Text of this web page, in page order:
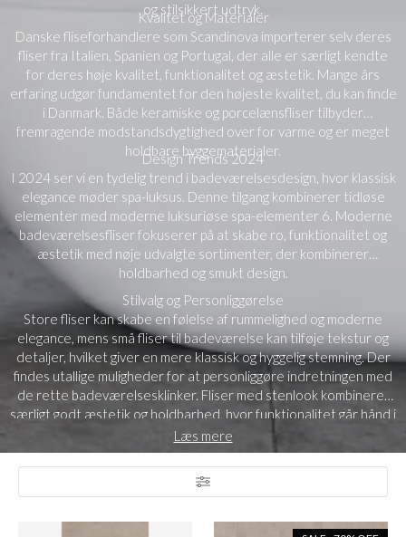
og stilsikkert udtryk.
Kvalitet og Materialer
Danske fliseforhandlere som Scandinova importerer selv deres
fliser fra Italien, Spanien og Portugal, der alle er særligt kendte
for deres høje kvalitet, funktionalitet og æstetik. Mange års
erfaring udgør fundamentet for den højeste kvalitet, du kan finde
i Danmark. Både keramiske og porcelænsfliser tilbyder
fremragende modstandsdygtighed over for varme og er meget
holdbare byggematerialer.
Design Trends 2024
I 2024 ser vi en tydelig trend i badeværelsesdesign, hvor klassisk
elegance møder spa-luksus. Denne tilgang kombinerer tidløse
elementer med moderne luksuriøse spa-elementer 6. Moderne
badeværelsesfliser fokuserer på at skabe ro, funktionalitet og
æstetik med nøje udvalgte sortimenter, der kombinerer
holdbarhed og smukt design.
Stilvalg og Personliggørelse
Store fliser kan skabe en følelse af rummelighed og moderne
elegance, mens små fliser til badeværelse kan tilføje tekstur og
detaljer, hvilket giver en mere klassisk og hyggelig stemning. Der
findes utallige muligheder for at personliggøre indretningen med
de rette badeværelsesklinker. Fliser med stenlook kombinerer
særligt godt æstetik og holdbarhed, hvor funktionalitet går hånd i
hånd med design .
Læs mere